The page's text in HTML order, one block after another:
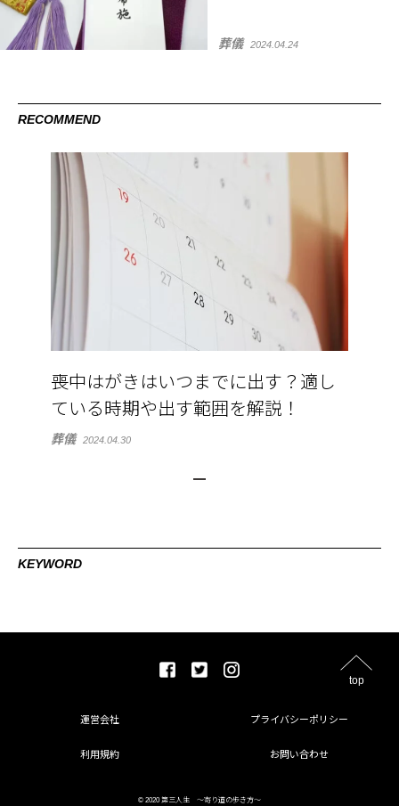
葬儀 2024.04.24
RECOMMEND
喪中はがきはいつまでに出す？適し
ている時期や出す範囲を解説！
葬儀 2024.04.30
KEYWORD
top
運営会社 プライバシーポリシー
利用規約 お問い合わせ
© 2020 第三人生 〜寄り道の歩き方〜